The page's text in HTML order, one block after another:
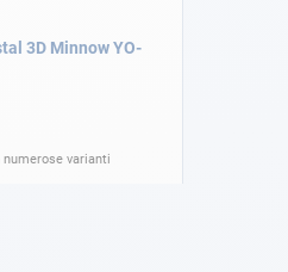
3D Minnow YO-
numerose varianti